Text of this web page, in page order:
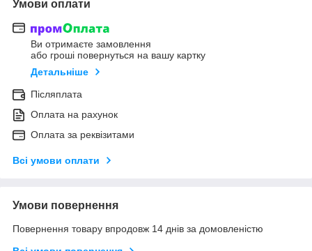
Умови оплати
Ви отримаєте замовлення
або гроші повернуться на вашу картку
Детальніше
Післяплата
Оплата на рахунок
Оплата за реквізитами
Всі умови оплати
Умови повернення
Повернення товару впродовж 14 днів за домовленістю